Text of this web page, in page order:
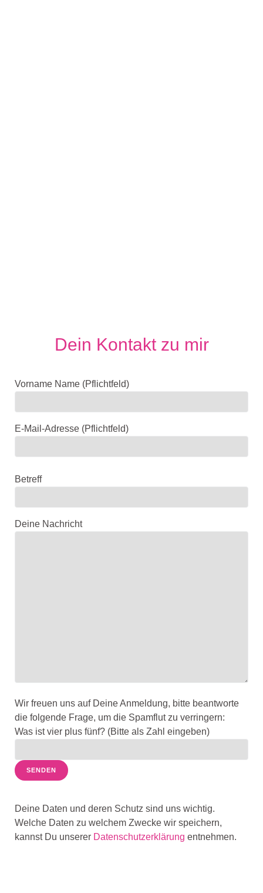
Dein Kontakt zu mir
Vorname Name (Pflichtfeld)
E-Mail-Adresse (Pflichtfeld)
i
t
e
l
e
l
d
e
e
.
Betreff
Deine Nachricht
Wir freuen uns auf Deine Anmeldung, bitte beantworte
die folgende Frage, um die Spamflut zu verringern:
Was ist vier plus fünf? (Bitte als Zahl eingeben)
Deine Daten und deren Schutz sind uns wichtig.
Welche Daten zu welchem Zwecke wir speichern,
kannst Du unserer Datenschutzerklärung entnehmen.